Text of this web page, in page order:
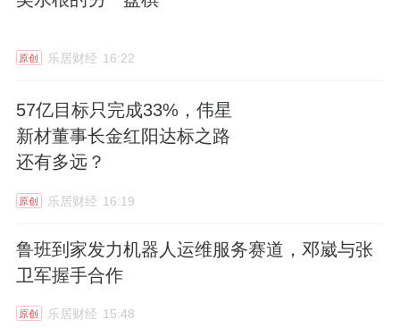
原创 乐居财经 16:22
57亿目标只完成33%，伟星
新材董事长金红阳达标之路
还有多远？
原创 乐居财经 16:19
鲁班到家发力机器人运维服务赛道，邓崴与张
卫军握手合作
原创 乐居财经 15:48